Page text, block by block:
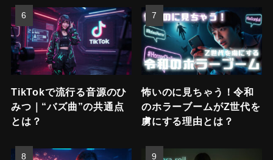
TikTokで流行る音源のひ
みつ｜“バズ曲”の共通点
とは？
怖いのに見ちゃう！令和
のホラーブームがZ世代を
虜にする理由とは？